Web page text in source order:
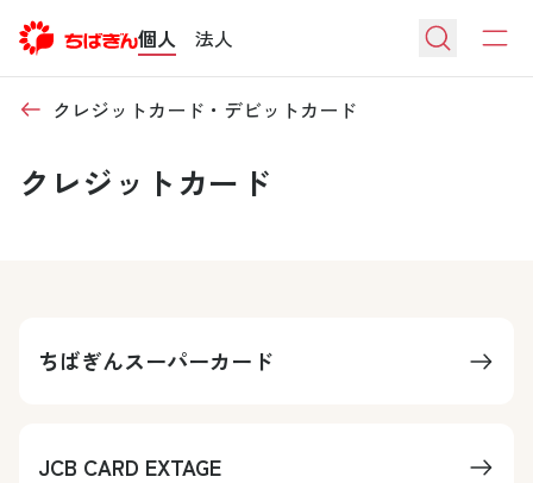
個人 法人
クレジットカード・デビットカード
クレジットカード
ちばぎんスーパーカード
JCB CARD EXTAGE